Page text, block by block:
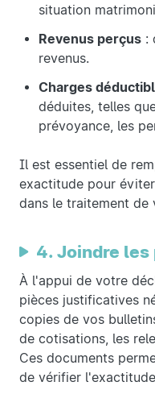
situation
Revenus perçus :
revenus.
Charges
déduites, telles
prévoyance, les
Il est essentiel de
exactitude pour
dans le traitement de
4. Joindre
À l'appui de votre
pièces justificatives
copies de vos
de cotisations, les
Ces documents
de vérifier